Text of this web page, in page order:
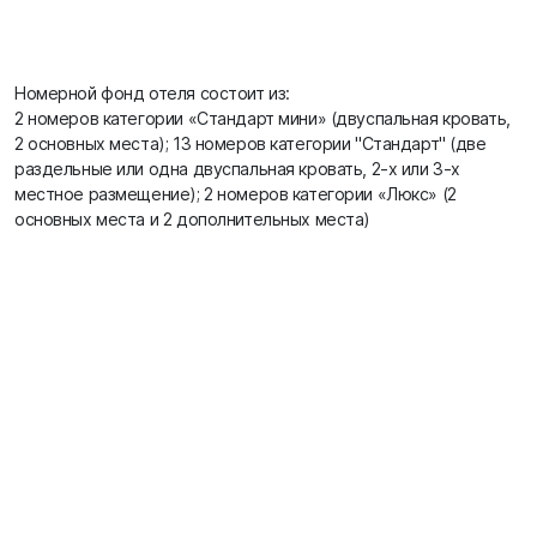
Номерной фонд отеля состоит из:
2 номеров категории «Стандарт мини» (двуспальная кровать,
2 основных места); 13 номеров категории "Стандарт" (две
раздельные или одна двуспальная кровать, 2-х или 3-х
местное размещение); 2 номеров категории «Люкс» (2
основных места и 2 дополнительных места)